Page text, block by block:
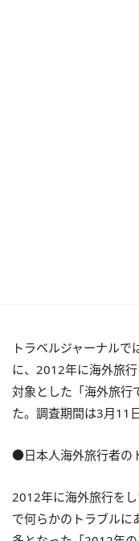
トラベルジャーナル
に、2012年に海外旅
対象とした「海外旅行
た。調査期間は3月11
●日本人海外旅行者の
2012年に海外旅行を
で何らかのトラブルに